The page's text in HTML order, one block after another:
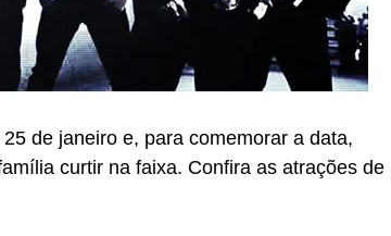
de janeiro e, para comemorar a data,
curtir na faixa. Confira as atrações de